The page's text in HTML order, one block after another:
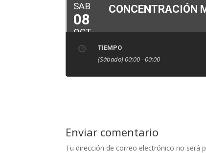
SAB
08
OCT
CONCENTRACIÓN
TIEMPO
(Sábado) 00:00 - 00:00
Enviar comentario
Tu dirección de correo electrónico no será